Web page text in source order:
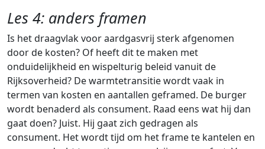
Les 4: anders framen
Is het draagvlak voor aardgasvrij sterk afgenomen
door de kosten? Of heeft dit te maken met
onduidelijkheid en wispelturig beleid vanuit de
Rijksoverheid? De warmtetransitie wordt vaak in
termen van kosten en aantallen geframed. De burger
wordt benaderd als consument. Raad eens wat hij dan
gaat doen? Juist. Hij gaat zich gedragen als
consument. Het wordt tijd om het frame te kantelen en